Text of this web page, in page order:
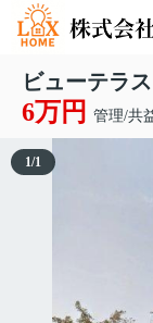
ビューテラ
6万円 管理/共
1/1